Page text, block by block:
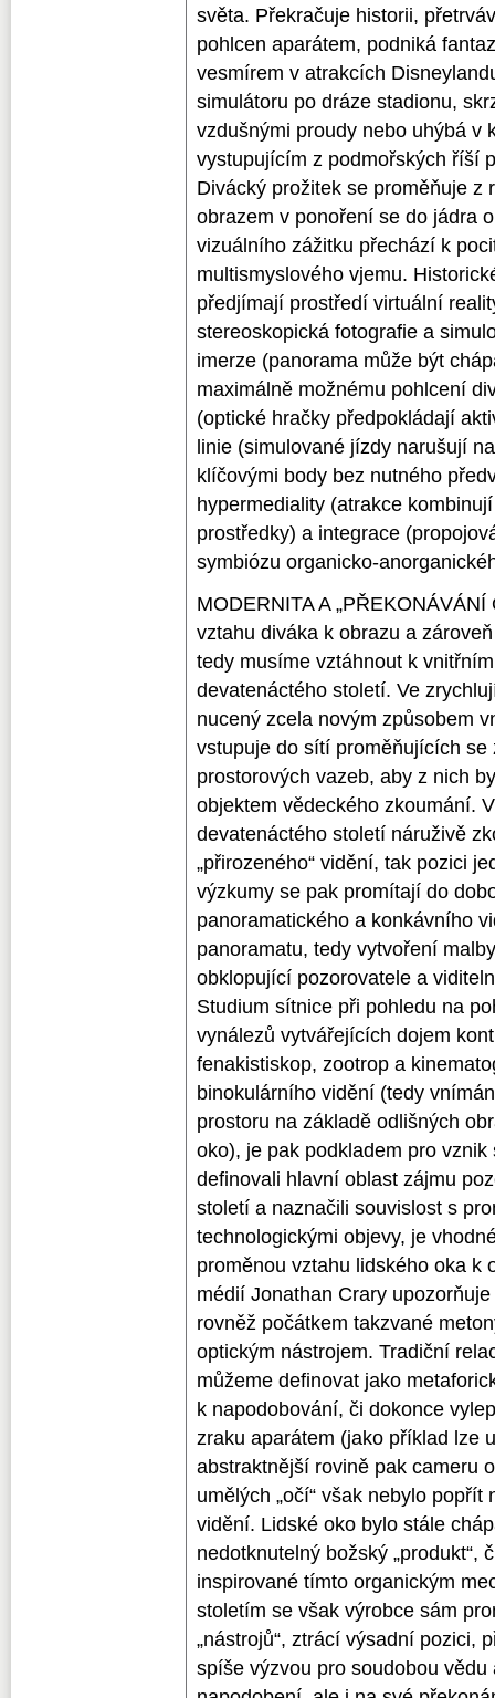
světa. Překračuje historii,
pohlcen aparátem, podniká
vesmírem v atrakcích
simulátoru po dráze stadionu,
vzdušnými proudy nebo uhýbá v
vystupujícím z podmořských říší
Divácký prožitek se proměňuje z
obrazem v ponoření se do jádra
vizuálního zážitku přechází k
multismyslového vjemu.
předjímají prostředí virtuální
stereoskopická fotografie a
imerze (panorama může být
maximálně možnému pohlcení
(optické hračky předpokládají
linie (simulované jízdy narušují
klíčovými body bez nutného
hypermediality (atrakce
prostředky) a integrace
symbiózu organicko-
MODERNITA A
vztahu diváka k obrazu a
tedy musíme vztáhnout k
devatenáctého století. Ve
nucený zcela novým způsobem
vstupuje do sítí proměňujících
prostorových vazeb, aby z nich
objektem vědeckého zkoumání.
devatenáctého století náruživě
„přirozeného“ vidění, tak pozici
výzkumy se pak promítají do
panoramatického a konkávního
panoramatu, tedy vytvoření
obklopující pozorovatele a
Studium sítnice při pohledu na
vynálezů vytvářejících dojem
fenakistiskop, zootrop a
binokulárního vidění (tedy
prostoru na základě odlišných
oko), je pak podkladem pro
definovali hlavní oblast zájmu
století a naznačili souvislost s
technologickými objevy, je
proměnou vztahu lidského oka k
médií Jonathan Crary
rovněž počátkem takzvané
optickým nástrojem. Tradiční
můžeme definovat jako
k napodobování, či dokonce
zraku aparátem (jako příklad lze
abstraktnější rovině pak cameru
umělých „očí“ však nebylo
vidění. Lidské oko bylo stále
nedotknutelný božský „produkt“,
inspirované tímto organickým
stoletím se však výrobce sám
„nástrojů“, ztrácí výsadní pozici,
spíše výzvou pro soudobou